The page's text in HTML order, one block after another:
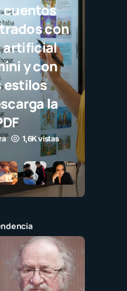
con
y con
la
1,6K vistas